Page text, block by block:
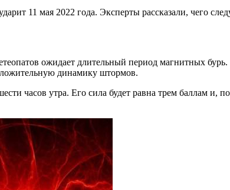
11 мая 2022 года. Эксперты рассказали, чего
ожидает длительный период магнитных
динамику штормов.
часов утра. Его сила будет равна трем баллам и,